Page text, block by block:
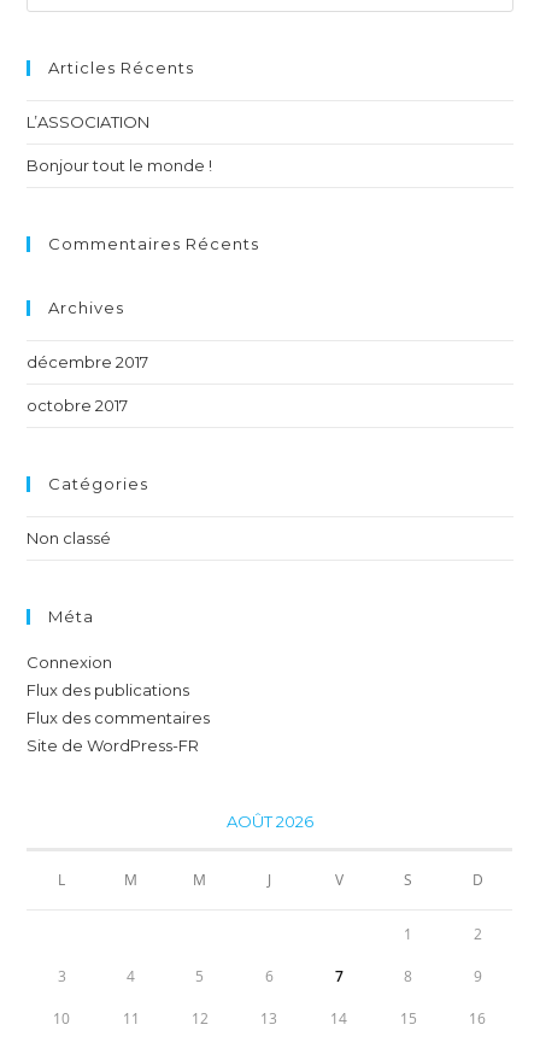
Articles Récents
L’ASSOCIATION
Bonjour tout le monde !
Commentaires Récents
Archives
décembre 2017
octobre 2017
Catégories
Non classé
Méta
Connexion
Flux des publications
Flux des commentaires
Site de WordPress-FR
AOÛT 2026
L M M J V S D
1 2
3 4 5 6 7 8 9
10 11 12 13 14 15 16